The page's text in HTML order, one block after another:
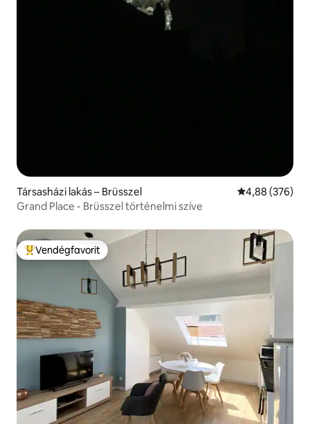
Társasházi lakás – Brüsszel Átlagos
4,88 (376)
Grand Place - Brüsszel történelmi szíve
Kiemelt vendégfavorit
Vendégfavorit